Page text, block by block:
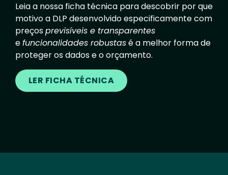
Leia a nossa ficha técnica para descobrir por que
motivo a DLP desenvolvido especificamente com
preçosprevisíveis e transparentes
efuncionalidades robustasé a melhor forma de
proteger os dados e o orçamento.
LER FICHA TÉCNICA